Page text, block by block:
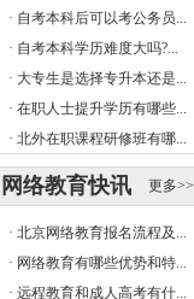
· 自考本科后可以考公务员...
· 自考本科学历难度大吗?...
· 大专生是选择专升本还是...
· 在职人士提升学历有哪些...
· 北外在职课程研修班有哪...
更多>>
网络教育快讯
· 北京网络教育报名流程及...
· 网络教育有哪些优势和特...
· 远程教育和成人高考有什...